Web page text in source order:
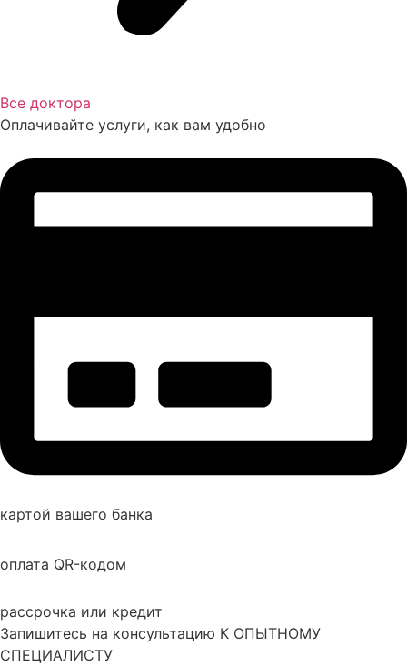
Все доктора
Оплачивайте услуги, как вам удобно
картой вашего банка
оплата QR-кодом
рассрочка или кредит
Запишитесь на консультацию К ОПЫТНОМУ
СПЕЦИАЛИСТУ